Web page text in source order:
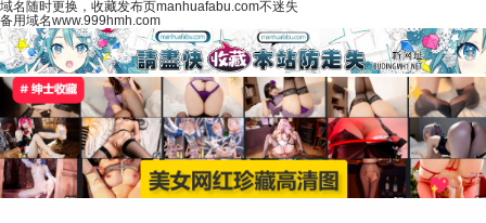
域名随时更换，收藏发布页manhuafabu.com不迷失
备用域名www.999hmh.com